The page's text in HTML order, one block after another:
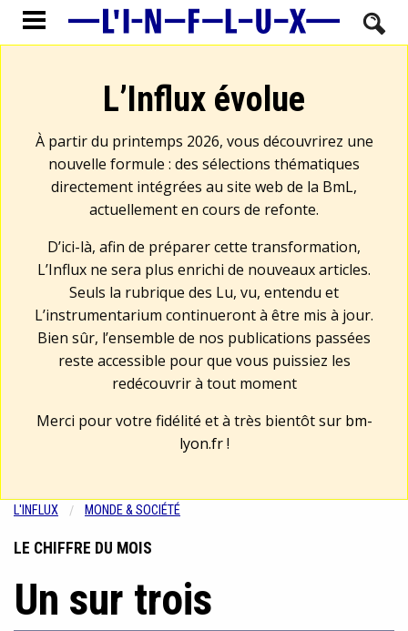
L’Influx évolue
À partir du printemps 2026, vous découvrirez une
nouvelle formule : des sélections thématiques
directement intégrées au site web de la BmL,
actuellement en cours de refonte.
D’ici-là, afin de préparer cette transformation,
L’Influx ne sera plus enrichi de nouveaux articles.
Seuls la rubrique des Lu, vu, entendu et
L’instrumentarium continueront à être mis à jour.
Bien sûr, l’ensemble de nos publications passées
reste accessible pour que vous puissiez les
redécouvrir à tout moment
Merci pour votre fidélité et à très bientôt sur bm-
lyon.fr!
L'INFLUX MONDE & SOCIÉTÉ
LE CHIFFRE DU MOIS
Un sur trois